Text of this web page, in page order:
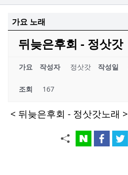
가요 노래
뒤늦은후회 - 정삿갓
가요 작성자 정삿갓 작성일
조회 167
< 뒤늦은후회 - 정삿갓노래 >